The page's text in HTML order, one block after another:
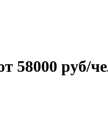
58000 руб/